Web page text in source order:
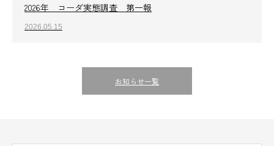
2026年 コーダ実態調査 第一報
2026.05.15
お知らせ一覧